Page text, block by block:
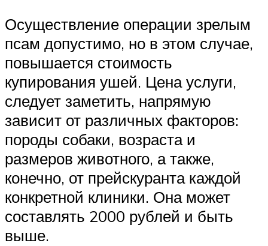
Осуществление операции зрелым
псам допустимо, но в этом случае,
повышается стоимость
купирования ушей. Цена услуги,
следует заметить, напрямую
зависит от различных факторов:
породы собаки, возраста и
размеров животного, а также,
конечно, от прейскуранта каждой
конкретной клиники. Она может
составлять 2000 рублей и быть
выше.